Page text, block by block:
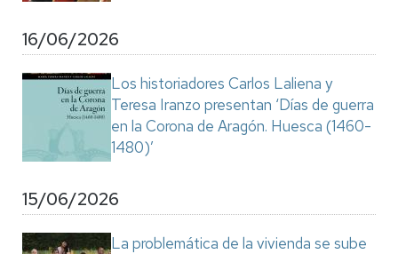
16/06/2026
Los historiadores Carlos Laliena y
Teresa Iranzo presentan ‘Días de guerra
en la Corona de Aragón. Huesca (1460-
1480)’
15/06/2026
La problemática de la vivienda se sube